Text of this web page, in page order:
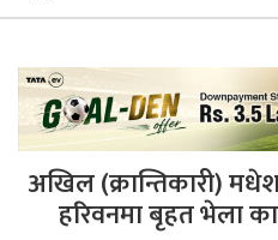
अखिल (क्रान्तिकारी)
हरिवनमा बृहत भेला